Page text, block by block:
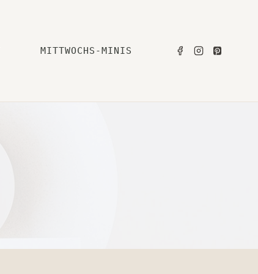
MITTWOCHS-MINIS